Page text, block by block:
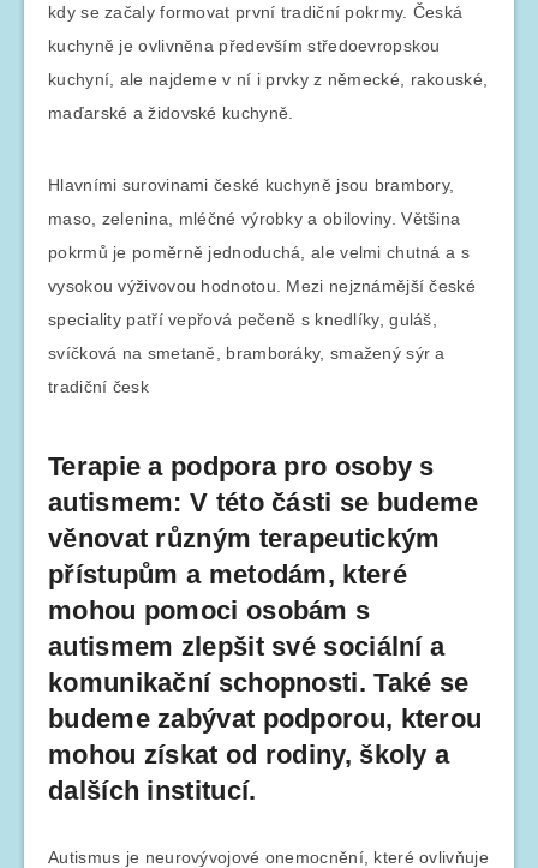
kdy se začaly formovat první tradiční pokrmy. Česká
kuchyně je ovlivněna především středoevropskou
kuchyní, ale najdeme v ní i prvky z německé, rakouské,
maďarské a židovské kuchyně.
Hlavními surovinami české kuchyně jsou brambory,
maso, zelenina, mléčné výrobky a obiloviny. Většina
pokrmů je poměrně jednoduchá, ale velmi chutná a s
vysokou výživovou hodnotou. Mezi nejznámější české
speciality patří vepřová pečeně s knedlíky, guláš,
svíčková na smetaně, bramboráky, smažený sýr a
tradiční česk
Terapie a podpora pro osoby s
autismem: V této části se budeme
věnovat různým terapeutickým
přístupům a metodám, které
mohou pomoci osobám s
autismem zlepšit své sociální a
komunikační schopnosti. Také se
budeme zabývat podporou, kterou
mohou získat od rodiny, školy a
dalších institucí.
Autismus je neurovývojové onemocnění, které ovlivňuje